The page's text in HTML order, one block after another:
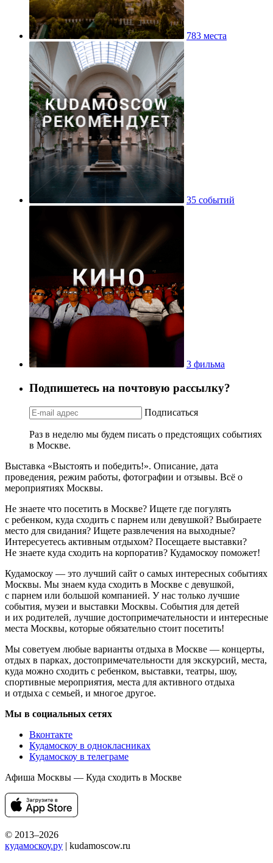
783 места
35 событий
3 фильма
Подпишетесь на почтовую рассылку?
Подписаться
Раз в неделю мы будем писать о предстоящих событиях
в Москве.
Выставка «Выстоять и победить!». Описание, дата
проведения, режим работы, фотографии и отзывы. Всё о
мероприятиях Москвы.
Не знаете что посетить в Москве? Ищете где погулять
с ребенком, куда сходить с парнем или девушкой? Выбираете
место для свидания? Ищете развлечения на выходные?
Интересуетесь активным отдыхом? Посещаете выставки?
Не знаете куда сходить на корпоратив? Кудамоскоу поможет!
Кудамоскоу — это лучший сайт о самых интересных событиях
Москвы. Мы знаем куда сходить в Москве с девушкой,
с парнем или большой компанией. У нас только лучшие
события, музеи и выставки Москвы. События для детей
и их родителей, лучшие достопримечательности и интересные
места Москвы, которые обязательно стоит посетить!
Мы советуем любые варианты отдыха в Москве — концерты,
отдых в парках, достопримечательности для экскурсий, места,
куда можно сходить с ребенком, выставки, театры, шоу,
спортивные мероприятия, места для активного отдыха
и отдыха с семьей, и многое другое.
Мы в социальных сетях
Вконтакте
Кудамоскоу в однокласниках
Кудамоскоу в телеграме
Афиша Москвы — Куда сходить в Москве
© 2013–2026
кудамоскоу.ру | kudamoscow.ru